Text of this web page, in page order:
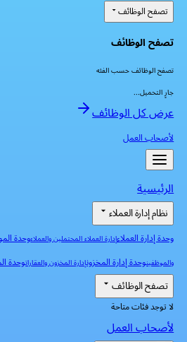
تصفح الوظائف
تصفح الوظائف
تصفح الوظائف حسب الفئه
جارٍ التحميل...
عرض كل الوظائف
لأصحاب العمل
الرئيسية
نظام إدارة العملاء
وحدة إدارة العملاءإدارة العملاء المحتملين والعملاءوحدة
والموظفينوحدة إدارة المخزونإدارة المخزون والعقاراتوحدة
تصفح الوظائف
لا توجد فئات متاحة
لأصحاب العمل